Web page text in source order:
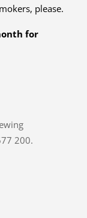
please.
for
200.